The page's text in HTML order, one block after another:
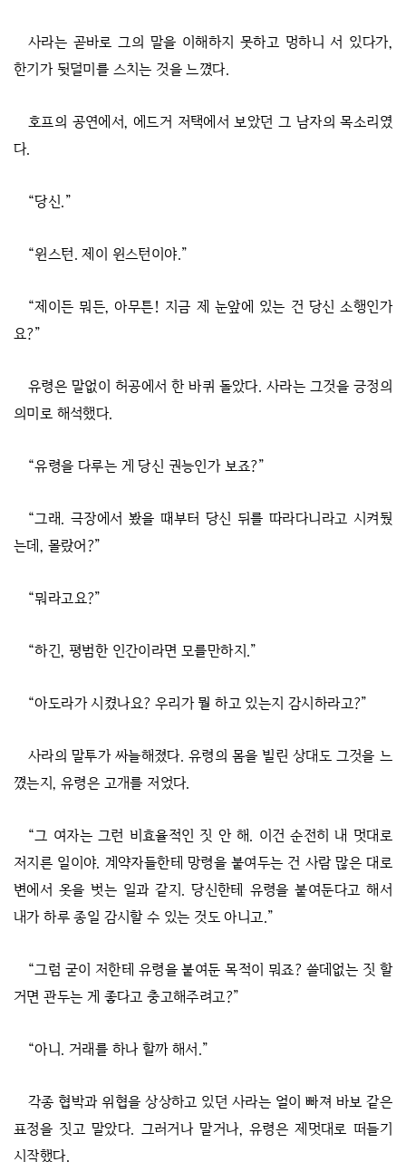
사라는 곧바로 그의 말을 이해하지 못하고 멍하니 서 있다가,
한기가 뒷덜미를 스치는 것을 느꼈다.
호프의 공연에서, 에드거 저택에서 보았던 그 남자의 목소리였
다.
“당신.”
“윈스턴. 제이 윈스턴이야.”
“제이든 뭐든, 아무튼! 지금 제 눈앞에 있는 건 당신 소행인가
요?”
유령은 말없이 허공에서 한 바퀴 돌았다. 사라는 그것을 긍정의
의미로 해석했다.
“유령을 다루는 게 당신 권능인가 보죠?”
“그래. 극장에서 봤을 때부터 당신 뒤를 따라다니라고 시켜뒀
는데, 몰랐어?”
“뭐라고요?”
“하긴, 평범한 인간이라면 모를만하지.”
“아도라가 시켰나요? 우리가 뭘 하고 있는지 감시하라고?”
사라의 말투가 싸늘해졌다. 유령의 몸을 빌린 상대도 그것을 느
꼈는지, 유령은 고개를 저었다.
“그 여자는 그런 비효율적인 짓 안 해. 이건 순전히 내 멋대로
저지른 일이야. 계약자들한테 망령을 붙여두는 건 사람 많은 대로
변에서 옷을 벗는 일과 같지. 당신한테 유령을 붙여둔다고 해서
내가 하루 종일 감시할 수 있는 것도 아니고.”
“그럼 굳이 저한테 유령을 붙여둔 목적이 뭐죠? 쓸데없는 짓 할
거면 관두는 게 좋다고 충고해주려고?”
“아니. 거래를 하나 할까 해서.”
각종 협박과 위협을 상상하고 있던 사라는 얼이 빠져 바보 같은
표정을 짓고 말았다. 그러거나 말거나, 유령은 제멋대로 떠들기
시작했다.